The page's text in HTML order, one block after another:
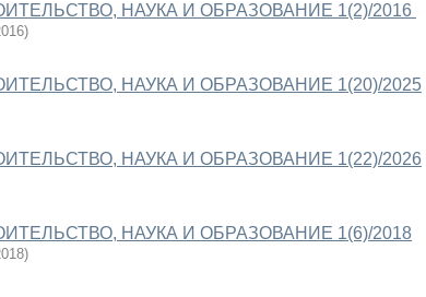
НАУКА И ОБРАЗОВАНИЕ 1(2)/2016
)
НАУКА И ОБРАЗОВАНИЕ 1(20)/2025
НАУКА И ОБРАЗОВАНИЕ 1(22)/2026
НАУКА И ОБРАЗОВАНИЕ 1(6)/2018
)